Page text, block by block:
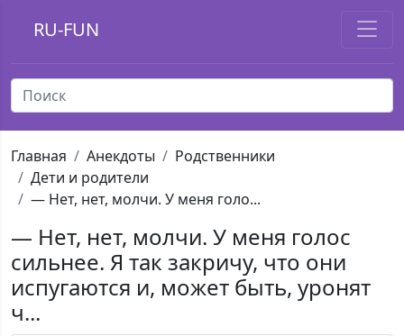
RU-FUN
Главная Анекдоты
Родственники
Дети и родители
— Нет, нет, молчи. У меня голо...
— Нет, нет, молчи. У меня голос
сильнее. Я так закричу, что они
испугаются и, может быть, уронят
ч...